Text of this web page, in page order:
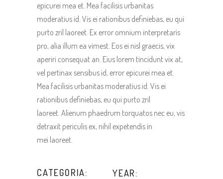
epicurei mea et. Mea facilisis urbanitas
moderatius id. Vis ei rationibus definiebas, eu qui
purto zril laoreet. Ex error omnium interpretaris
pro, alia illum ea vimest. Eos ei nisl graecis, vix
aperiri consequat an. Eius lorem tincidunt vix at,
vel pertinax sensibus id, error epicurei mea et.
Mea facilisis urbanitas moderatius id. Vis ei
rationibus definiebas, eu qui purto zril
laoreet. Alienum phaedrum torquatos nec eu, vis
detraxit periculis ex, nihil expetendis in
mei laoreet.
CATEGORIA: YEAR: